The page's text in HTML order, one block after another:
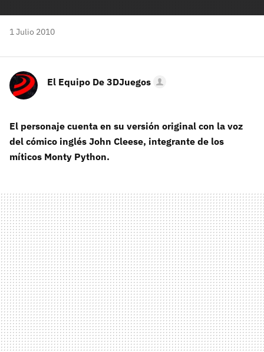
1 Julio 2010
El Equipo De 3DJuegos
El personaje cuenta en su versión original con la voz
del cómico inglés John Cleese, integrante de los
míticos Monty Python.